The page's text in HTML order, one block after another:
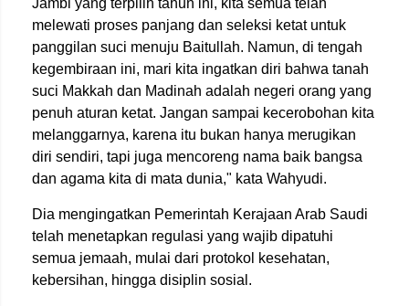
Jambi yang terpilih tahun ini, kita semua telah
melewati proses panjang dan seleksi ketat untuk
panggilan suci menuju Baitullah. Namun, di tengah
kegembiraan ini, mari kita ingatkan diri bahwa tanah
suci Makkah dan Madinah adalah negeri orang yang
penuh aturan ketat. Jangan sampai kecerobohan kita
melanggarnya, karena itu bukan hanya merugikan
diri sendiri, tapi juga mencoreng nama baik bangsa
dan agama kita di mata dunia," kata Wahyudi.
Dia mengingatkan Pemerintah Kerajaan Arab Saudi
telah menetapkan regulasi yang wajib dipatuhi
semua jemaah, mulai dari protokol kesehatan,
kebersihan, hingga disiplin sosial.